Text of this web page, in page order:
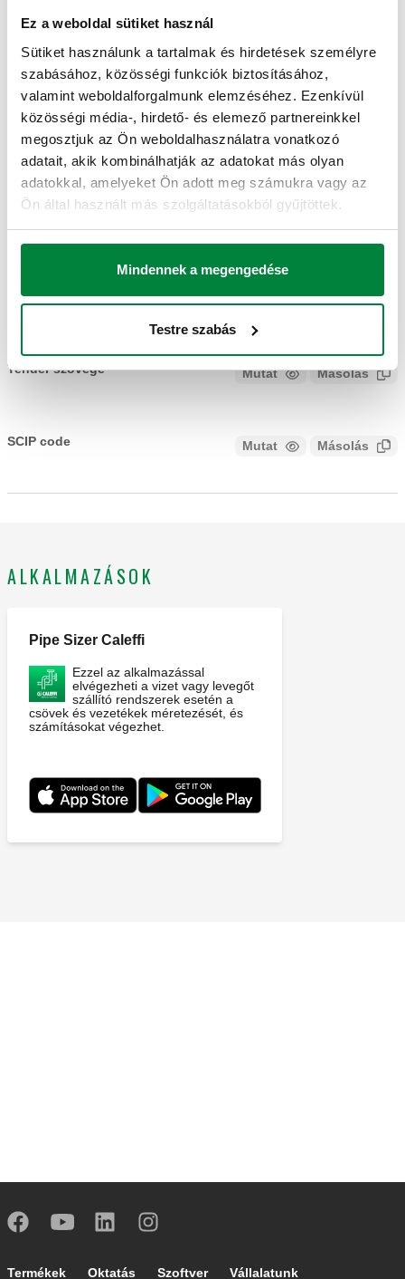
Ez a weboldal sütiket használ
Sütiket használunk a tartalmak és hirdetések személyre
szabásához, közösségi funkciók biztosításához,
valamint weboldalforgalmunk elemzéséhez. Ezenkívül
közösségi média-, hirdető- és elemező partnereinkkel
megosztjuk az Ön weboldalhasználatra vonatkozó
adatait, akik kombinálhatják az adatokat más olyan
adatokkal, amelyeket Ön adott meg számukra vagy az
Ön által használt más szolgáltatásokból gyűjtöttek.
Mindennek a megengedése
Testre szabás
MŰSZAKI ADATOK
Működési tartomány (páratartalom) UR:30–100 %
RAJZOK ÉS SPECIFIKÁCIÓK
Termékkód Actions
161004
3D modellek
Tender szövege Mutat Másolás
tartomány (páratartalom) UR: 30–100 %.
SCIP code Mutat Másolás
ALKALMAZÁSOK
Pipe Sizer Caleffi
Ezzel az alkalmazással
elvégezheti a vizet vagy levegőt
szállító rendszerek esetén a
csövek és vezetékek méretezését, és
számításokat végezhet.
Termékek Oktatás Szoftver Vállalatunk